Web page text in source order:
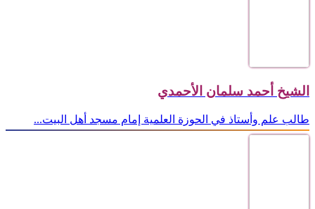
الشيخ أحمد سلمان الأحمدي
طالب علم وأستاذ في الحوزة العلمية إمام مسجد أهل البيت...